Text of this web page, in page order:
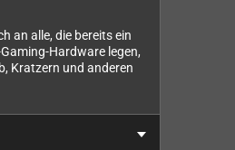
an alle, die bereits ein
Hardware legen,
Kratzern und anderen